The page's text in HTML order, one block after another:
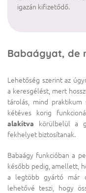
igazán kifizetődő.
Babaágyat, de
Lehetőség szerint az
a keresgélést, mert
tárolás, mind praktikum
kétéves korig
alakítva körülbelül a
fekhelyet biztosítanak.
Babaágy funkcióban a
később pedig, amellett,
a legtöbb gyártó már
lehetővé teszi, hogy